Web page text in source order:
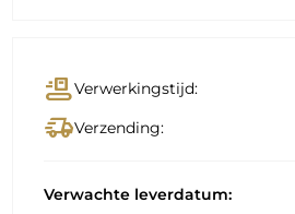
conveyor_beltVerwerkingstijd:
delivery_truck_speedVerzending:
Verwachte leverdatum: